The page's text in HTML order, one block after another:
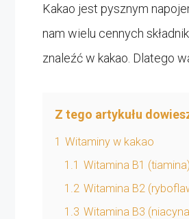
Kakao jest pysznym
nam wielu cennych
znaleźć w kakao. Dlatego
Z tego artykułu
1 Witaminy w kakao
1.1 Witamina B1 (tiamina)
1.2 Witamina B2
1.3 Witamina B3